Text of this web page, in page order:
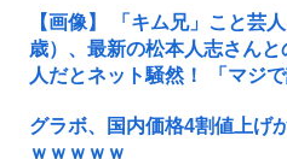
【画像】 「キム兄」こと芸
歳）、最新の松本人志さん
人だとネット騒然！ 「マジ
グラボ、国内価格4割値上げ
ｗｗｗｗｗ